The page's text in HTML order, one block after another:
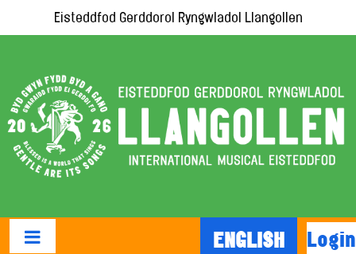
Eisteddfod Gerddorol Ryngwladol Llangollen
ENGLISH Login